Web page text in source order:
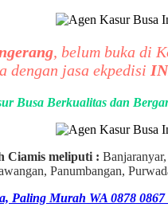
, belum buka di
dengan jasa ekpedisi
Busa Berkualitas dan
Ciamis meliputi :
Panumbangan,
Paling Murah WA 0878 0867